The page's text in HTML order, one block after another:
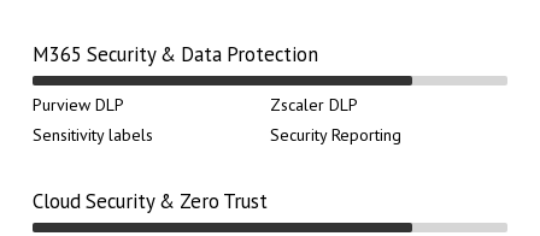
M365 Security & Data Protection
Purview DLP
Zscaler DLP
Sensitivity labels
Security Reporting
Cloud Security & Zero Trust